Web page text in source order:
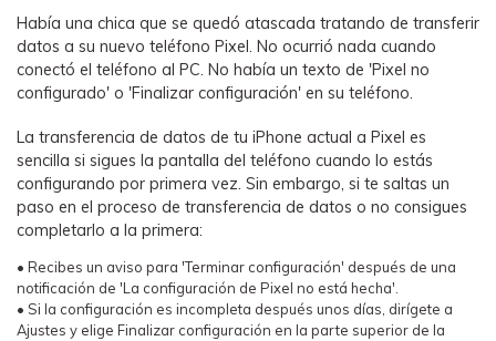
Soporte
WhatsApp y más apps sociales.
Respaldo y Restauración
Realiza y restaura copias de
seguridad de más de 18 tipos de
datos, incluyendo los datos de
WhatsApp.
Transferencia de Datos de un
Celular a Otro
Transfiere contactos, fotos, música,
videos, SMS y otros tipos de
Precios para Empresas
Descuentos Educativos
Preguntas Frecuentes
Más Soporte
Sobre Nosotros
Tendencias
Tendencias
Concursos y eventos
ENCUENTRA MÁS SOLUCIONES
Buscar
Descargar
Había una chica que se quedó atascada tratando de transferir
datos a su nuevo teléfono Pixel. No ocurrió nada cuando
conectó el teléfono al PC. No había un texto de 'Pixel no
configurado' o 'Finalizar configuración' en su teléfono.
La transferencia de datos de tu iPhone actual a Pixel es
sencilla si sigues la pantalla del teléfono cuando lo estás
configurando por primera vez. Sin embargo, si te saltas un
paso en el proceso de transferencia de datos o no consigues
completarlo a la primera:
• Recibes un aviso para 'Terminar configuración' después de una
notificación de 'La configuración de Pixel no está hecha'.
• Si la configuración es incompleta después unos días, dirígete a
Ajustes y elige Finalizar configuración en la parte superior de la